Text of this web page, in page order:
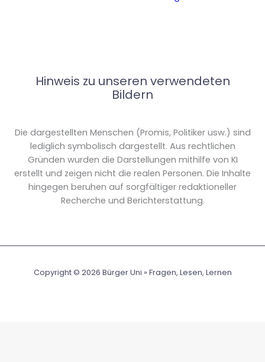
Hinweis zu unseren verwendeten
Bildern
Die dargestellten Menschen (Promis, Politiker usw.) sind
lediglich symbolisch dargestellt. Aus rechtlichen
Gründen wurden die Darstellungen mithilfe von KI
erstellt und zeigen nicht die realen Personen. Die Inhalte
hingegen beruhen auf sorgfältiger redaktioneller
Recherche und Berichterstattung.
Copyright © 2026 Bürger Uni » Fragen, Lesen, Lernen